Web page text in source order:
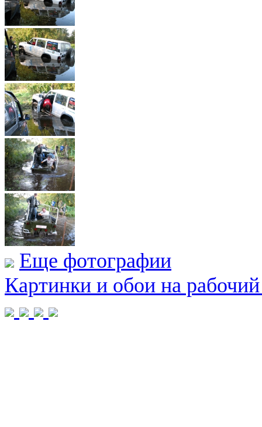
Еще фотографии
Картинки и обои на